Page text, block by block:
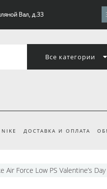
Вал, д.33
Все категории
ДОСТАВКА И ОПЛАТА
Air Force Low PS Valentine’s